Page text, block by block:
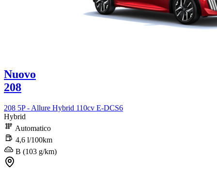
Nuovo
208
208 5P - Allure Hybrid 110cv E-DCS6
Hybrid
Automatico
4,6 l/100km
B (103 g/km)